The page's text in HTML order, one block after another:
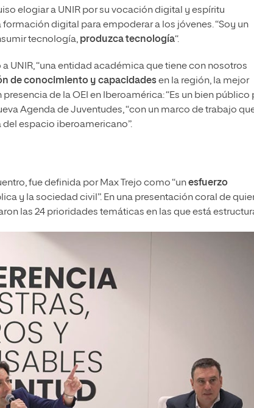
elogiar a UNIR por su vocación digital y espíritu
digital para empoderar a los jóvenes. “Soy un
tecnología, produzca tecnología“.
“una entidad académica que tiene con nosotros
de conocimiento y capacidadesen la región, la mejor
de la OEI en Iberoamérica: “Es un bien público
Agenda de Juventudes, “con un marco de trabajo
espacio iberoamericano”.
fue definida por Max Trejo como “unesfuerzo
y la sociedad civil”. En una presentación coral de
las 24 prioridades temáticas en las que está